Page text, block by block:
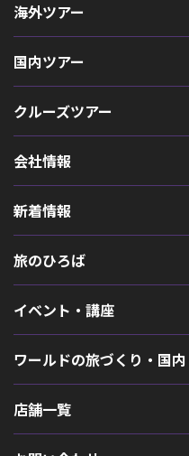
海外ツアー
国内ツアー
クルーズツアー
会社情報
新着情報
旅のひろば
イベント・講座
ワールドの旅づくり・国内
店舗一覧